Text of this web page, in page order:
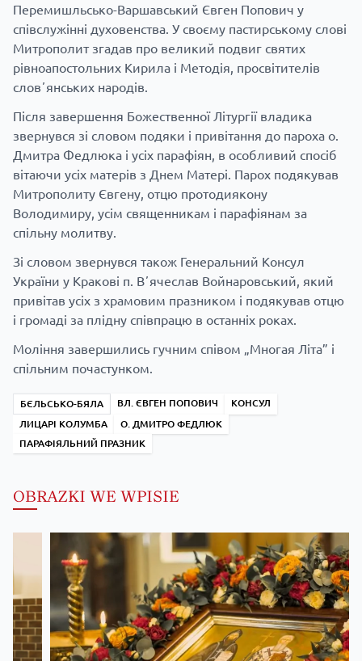
Перемишльсько-Варшавський Євген Попович у
співслужінні духовенства. У своєму пастирському слові
Митрополит згадав про великий подвиг святих
рівноапостольних Кирила і Методія, просвітителів
словʼянських народів.
Після завершення Божественної Літургії владика
звернувся зі словом подяки і привітання до пароха о.
Дмитра Федлюка і усіх парафіян, в особливий спосіб
вітаючи усіх матерів з Днем Матері. Парох подякував
Митрополиту Євгену, отцю протодиякону
Володимиру, усім священникам і парафіянам за
спільну молитву.
Зі словом звернувся також Генеральний Консул
України у Кракові п. Вʼячеслав Войнаровський, який
привітав усіх з храмовим празником і подякував отцю
і громаді за плідну співпрацю в останніх роках.
Моління завершились гучним співом „Многая Літа” і
спільним почастунком.
БЄЛЬСЬКО-БЯЛА ВЛ. ЄВГЕН ПОПОВИЧ
КОНСУЛ
ЛИЦАРІ КОЛУМБА
О. ДМИТРО ФЕДЛЮК
ПАРАФІЯЛЬНИЙ ПРАЗНИК
OBRAZKI WE WPISIE